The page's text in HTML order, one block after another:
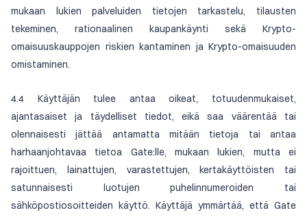
mukaan lukien palveluiden tietojen tarkastelu, tilausten
tekeminen, rationaalinen kaupankäynti sekä Krypto-
omaisuuskauppojen riskien kantaminen ja Krypto-omaisuuden
omistaminen.
4.4 Käyttäjän tulee antaa oikeat, totuudenmukaiset,
ajantasaiset ja täydelliset tiedot, eikä saa väärentää tai
olennaisesti jättää antamatta mitään tietoja tai antaa
harhaanjohtavaa tietoa Gate:lle, mukaan lukien, mutta ei
rajoittuen, lainattujen, varastettujen, kertakäyttöisten tai
satunnaisesti luotujen puhelinnumeroiden tai
sähköpostiosoitteiden käyttö. Käyttäjä ymmärtää, että Gate